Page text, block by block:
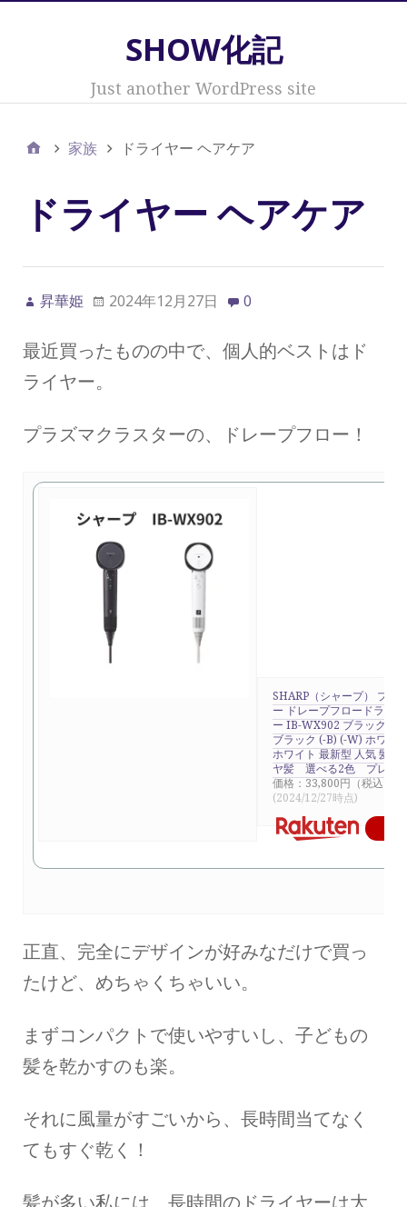
SHOW化記
Just another WordPress site
家族 ドライヤー ヘアケア
ドライヤー ヘアケア
昇華姫 2024年12月27日 0
最近買ったものの中で、個人的ベストはド
ライヤー。
プラズマクラスターの、ドレープフロー！
SHARP（シャープ） プラ
ー ドレープフロードライ
ー IB-WX902 ブラック系
ブラック (-B) (-W) ホワイ
ホワイト 最新型 人気 髪に
ヤ髪 選べる2色 プレゼ
価格：33,800円（税込、
(2024/12/27時点)
正直、完全にデザインが好みなだけで買っ
たけど、めちゃくちゃいい。
まずコンパクトで使いやすいし、子どもの
髪を乾かすのも楽。
それに風量がすごいから、長時間当てなく
てもすぐ乾く！
髪が多い私には、長時間のドライヤーは大